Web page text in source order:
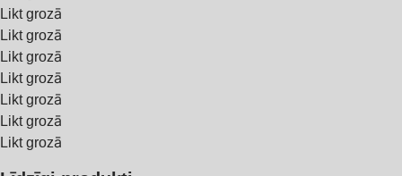
Likt grozā
Likt grozā
Likt grozā
Likt grozā
Likt grozā
Likt grozā
Likt grozā